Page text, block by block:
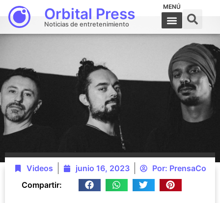
Orbital Press
Noticias de entretenimiento
MENÚ
Videos junio 16, 2023 Por: PrensaCo
Compartir: